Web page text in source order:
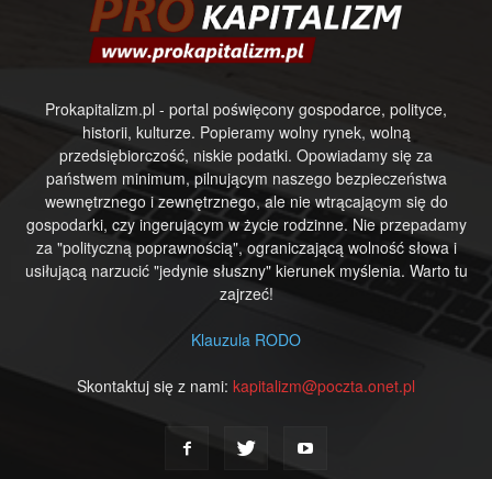
Prokapitalizm.pl - portal poświęcony gospodarce, polityce,
historii, kulturze. Popieramy wolny rynek, wolną
przedsiębiorczość, niskie podatki. Opowiadamy się za
państwem minimum, pilnującym naszego bezpieczeństwa
wewnętrznego i zewnętrznego, ale nie wtrącającym się do
gospodarki, czy ingerującym w życie rodzinne. Nie przepadamy
za "polityczną poprawnością", ograniczającą wolność słowa i
usiłującą narzucić "jedynie słuszny" kierunek myślenia. Warto tu
zajrzeć!
Klauzula RODO
Skontaktuj się z nami: kapitalizm@poczta.onet.pl